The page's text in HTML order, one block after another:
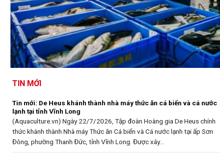
TIN MỚI
Tin mới: De Heus khánh thành nhà máy thức ăn cá biển và cá nước
lạnh tại tỉnh Vĩnh Long
(Aquaculture.vn) Ngày 22/7/2026, Tập đoàn Hoàng gia De Heus chính
thức khánh thành Nhà máy Thức ăn Cá biển và Cá nước lạnh tại ấp Sơn
Đông, phường Thanh Đức, tỉnh Vĩnh Long. Được xây...